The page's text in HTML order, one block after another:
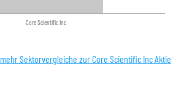
Core Scientific Inc
mehr Sektorvergleiche zur Core Scientific Inc Aktie